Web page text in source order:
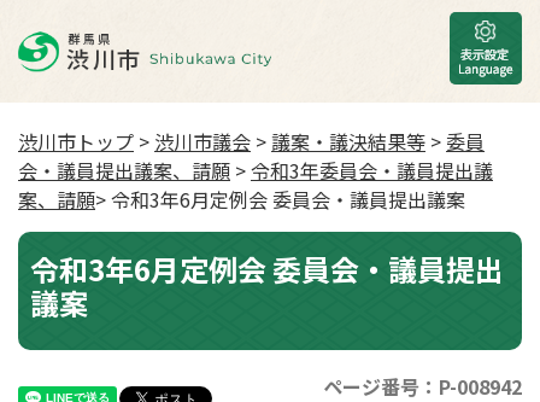
渋川市トップ > 渋川市議会 >議案・議決結果等 > 委員
会・議員提出議案、請願 >令和3年委員会・議員提出議
案、請願> 令和3年6月定例会 委員会・議員提出議案
令和3年6月定例会 委員会・議員提出
議案
ページ番号：P-008942